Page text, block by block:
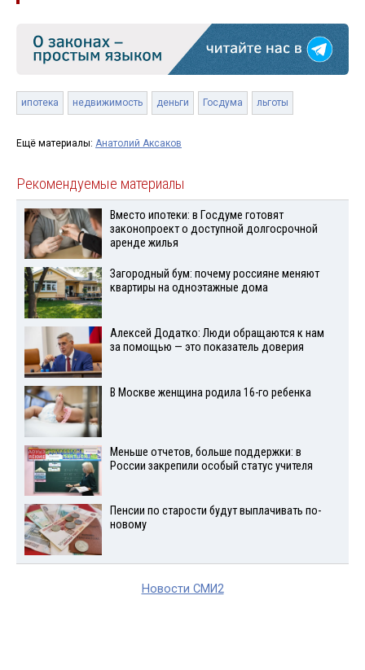
ипотека недвижимость деньги Госдума льготы
Ещё материалы: Анатолий Аксаков
Рекомендуемые материалы
Вместо ипотеки: в Госдуме готовят
законопроект о доступной долгосрочной
аренде жилья
Загородный бум: почему россияне меняют
квартиры на одноэтажные дома
Алексей Додатко: Люди обращаются к нам
за помощью — это показатель доверия
В Москве женщина родила 16-го ребенка
Меньше отчетов, больше поддержки: в
России закрепили особый статус учителя
Пенсии по старости будут выплачивать по-
новому
Новости СМИ2